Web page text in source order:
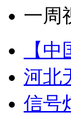
一周
【
河北
信号